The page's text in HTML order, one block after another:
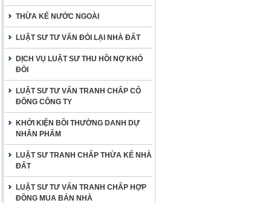
THỪA KẾ NƯỚC NGOÀI
LUẬT SƯ TƯ VẤN ĐÒI LẠI NHÀ ĐẤT
DỊCH VỤ LUẬT SƯ THU HỒI NỢ KHÓ
ĐÒI
LUẬT SƯ TƯ VẤN TRANH CHẤP CỔ
ĐÔNG CÔNG TY
KHỞI KIỆN BỒI THƯỜNG DANH DỰ
NHÂN PHẨM
LUẬT SƯ TRANH CHẤP THỪA KẾ NHÀ
ĐẤT
LUẬT SƯ TƯ VẤN TRANH CHẤP HỢP
ĐỒNG MUA BÁN NHÀ